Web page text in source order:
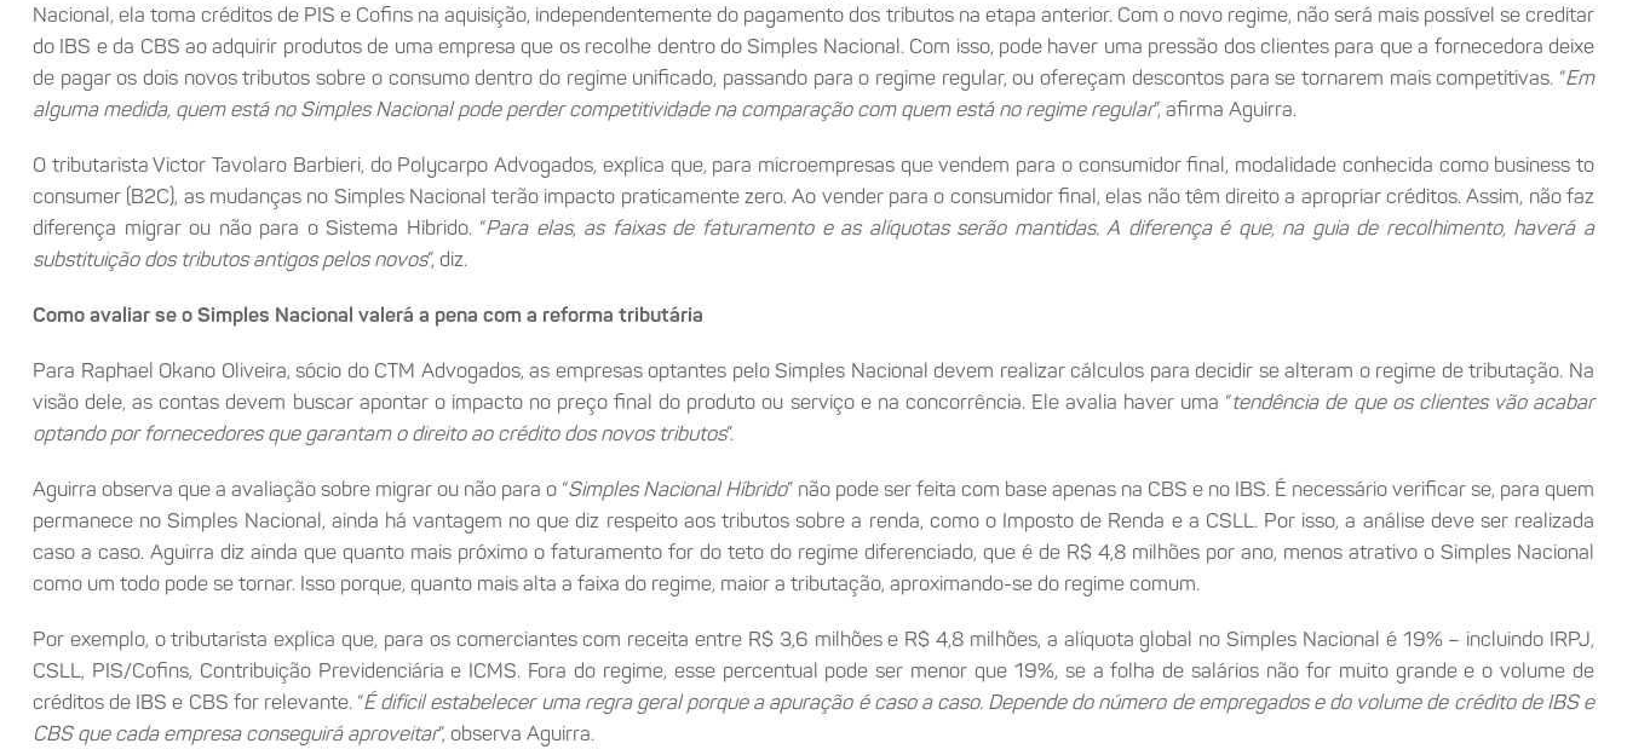
Nacional, ela toma créditos de PIS e Cofins na aquisição, independentemente do pagamento dos tributos na etapa anterior. Com o novo regime, não será mais possível se creditar
do IBS e da CBS ao adquirir produtos de uma empresa que os recolhe dentro do Simples Nacional. Com isso, pode haver uma pressão dos clientes para que a fornecedora deixe
de pagar os dois novos tributos sobre o consumo dentro do regime unificado, passando para o regime regular, ou ofereçam descontos para se tornarem mais competitivas. “Em
alguma medida, quem está no Simples Nacional pode perder competitividade na comparação com quem está no regime regular”, afirma Aguirra.
O tributarista Victor Tavolaro Barbieri, do Polycarpo Advogados, explica que, para microempresas que vendem para o consumidor final, modalidade conhecida como business to
consumer (B2C), as mudanças no Simples Nacional terão impacto praticamente zero. Ao vender para o consumidor final, elas não têm direito a apropriar créditos. Assim, não faz
diferença migrar ou não para o Sistema Híbrido. “Para elas, as faixas de faturamento e as alíquotas serão mantidas. A diferença é que, na guia de recolhimento, haverá a
substituição dos tributos antigos pelos novos”, diz.
Como avaliar se o Simples Nacional valerá a pena com a reforma tributária
Para Raphael Okano Oliveira, sócio do CTM Advogados, as empresas optantes pelo Simples Nacional devem realizar cálculos para decidir se alteram o regime de tributação. Na
visão dele, as contas devem buscar apontar o impacto no preço final do produto ou serviço e na concorrência. Ele avalia haver uma “tendência de que os clientes vão acabar
optando por fornecedores que garantam o direito ao crédito dos novos tributos”.
Aguirra observa que a avaliação sobre migrar ou não para o “Simples Nacional Híbrido” não pode ser feita com base apenas na CBS e no IBS. É necessário verificar se, para quem
permanece no Simples Nacional, ainda há vantagem no que diz respeito aos tributos sobre a renda, como o Imposto de Renda e a CSLL. Por isso, a análise deve ser realizada
caso a caso. Aguirra diz ainda que quanto mais próximo o faturamento for do teto do regime diferenciado, que é de R$ 4,8 milhões por ano, menos atrativo o Simples Nacional
como um todo pode se tornar. Isso porque, quanto mais alta a faixa do regime, maior a tributação, aproximando-se do regime comum.
Por exemplo, o tributarista explica que, para os comerciantes com receita entre R$ 3,6 milhões e R$ 4,8 milhões, a alíquota global no Simples Nacional é 19% – incluindo IRPJ,
CSLL, PIS/Cofins, Contribuição Previdenciária e ICMS. Fora do regime, esse percentual pode ser menor que 19%, se a folha de salários não for muito grande e o volume de
créditos de IBS e CBS for relevante. “É difícil estabelecer uma regra geral porque a apuração é caso a caso. Depende do número de empregados e do volume de crédito de IBS e
CBS que cada empresa conseguirá aproveitar”, observa Aguirra.